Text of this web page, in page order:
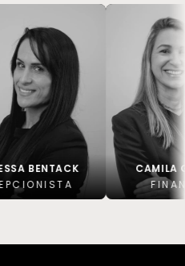
CAMILA
FINANCEIRO